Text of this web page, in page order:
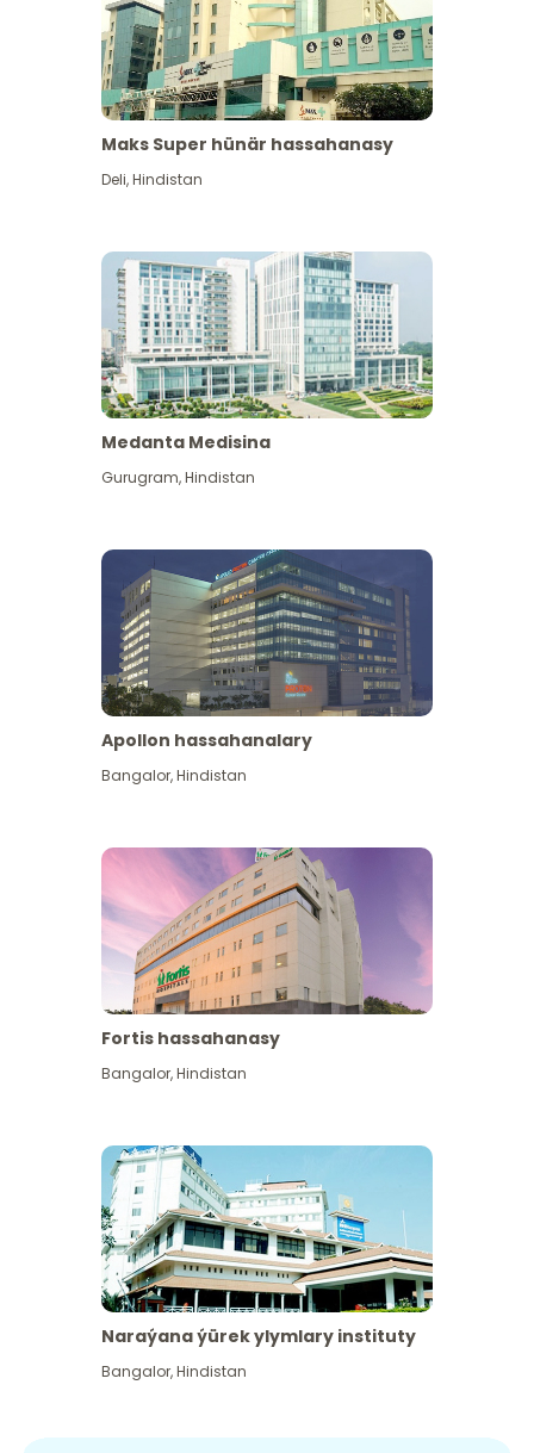
Has giňişleýin gör
Maks Super hünär hassahanasy
Deli,Hindistan
Medanta Medisina
Gurugram,Hindistan
Apollon hassahanalary
Bangalor,Hindistan
Fortis hassahanasy
Bangalor,Hindistan
Naraýana ýürek ylymlary instituty
Bangalor,Hindistan